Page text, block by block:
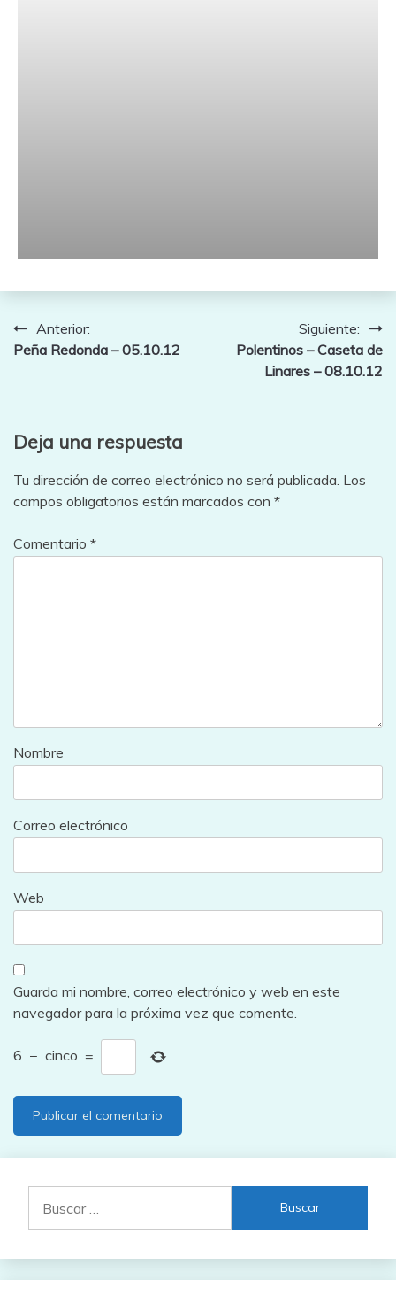
Navegación
Anterior:
Peña Redonda – 05.10.12
Siguiente:
Polentinos – Caseta de
Linares – 08.10.12
Deja una respuesta
Tu dirección de correo electrónico no será publicada. Los
campos obligatorios están marcados con *
Comentario *
Nombre
Correo electrónico
Web
Guarda mi nombre, correo electrónico y web en este
navegador para la próxima vez que comente.
6 − cinco =